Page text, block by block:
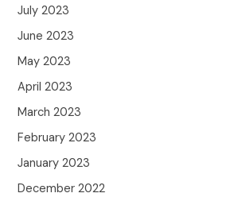
July 2023
June 2023
May 2023
April 2023
March 2023
February 2023
January 2023
December 2022